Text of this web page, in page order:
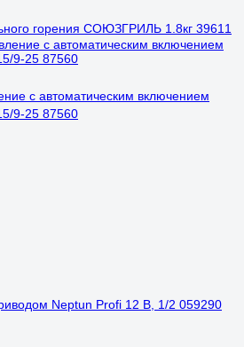
горения СОЮЗГРИЛЬ 1.8кг 39611
с автоматическим включением
9-25 87560
Neptun Profi 12 В, 1/2 059290